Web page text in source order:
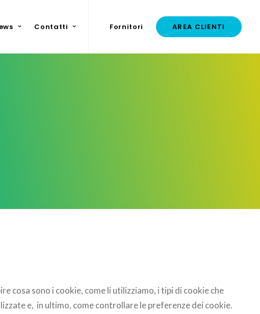
Contatti Fornitori AREA CLIENTI
cosa sono i cookie, come li utilizziamo, i tipi di cookie che
e, in ultimo, come controllare le preferenze dei cookie.